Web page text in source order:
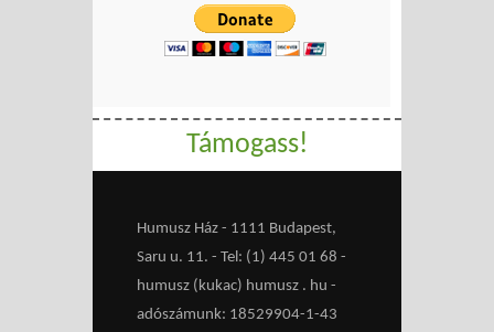
Támogass!
Humusz Ház - 1111 Budapest,
Saru u. 11. - Tel: (1) 445 01 68 -
humusz (kukac) humusz . hu -
adószámunk: 18529904-1-43